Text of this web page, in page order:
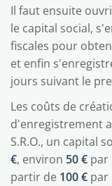
Il faut ensuite
le capital social,
fiscales pour
et enfin
jours suivant le
Les coûts de
d'enregistrement
S.R.O., un capital
€, environ 50 € par
partir de 100 € par